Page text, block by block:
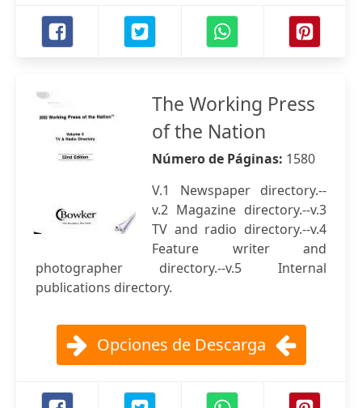
The Working Press
of the Nation
Número de Páginas: 1580
V.1 Newspaper directory.--
v.2 Magazine directory.--v.3
TV and radio directory.--v.4
Feature writer and
photographer directory.--v.5 Internal
publications directory.
Opciones de Descarga